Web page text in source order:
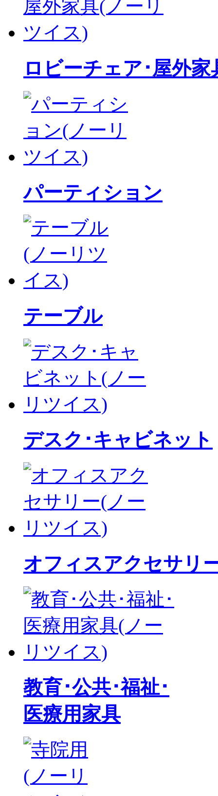
ロビーチェア･屋外家
パーティション
テーブル
デスク･キャビネット
オフィスアクセサリ
教育･公共･福祉･
医療用家具